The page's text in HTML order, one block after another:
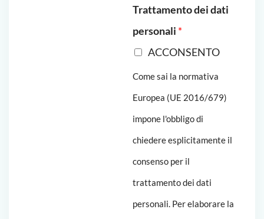
Trattamento dei dati
personali *
ACCONSENTO
Come sai la normativa
Europea (UE 2016/679)
impone l'obbligo di
chiedere esplicitamente il
consenso per il
trattamento dei dati
personali. Per elaborare la